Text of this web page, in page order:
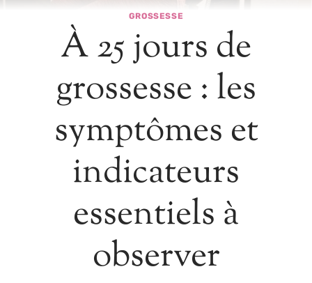
GROSSESSE
À 25 jours de
grossesse : les
symptômes et
indicateurs
essentiels à
observer